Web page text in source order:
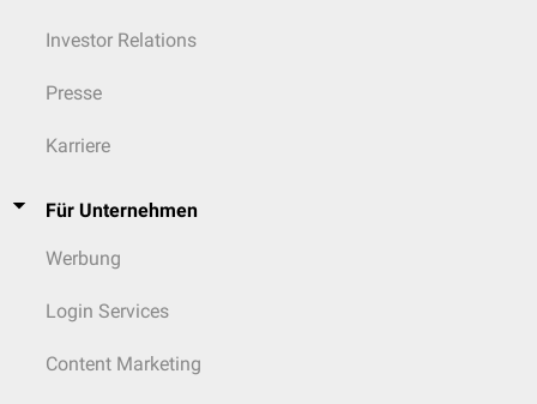
Investor Relations
Presse
Karriere
Für Unternehmen
Werbung
Login Services
Content Marketing